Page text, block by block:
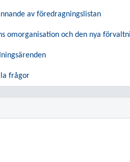
av föredragningslistan
omorganisation och den nya
frågor